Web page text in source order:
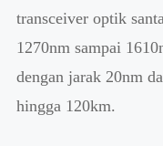
transceiver optik
1270nm sampai
dengan jarak 20nm
hingga 120km.